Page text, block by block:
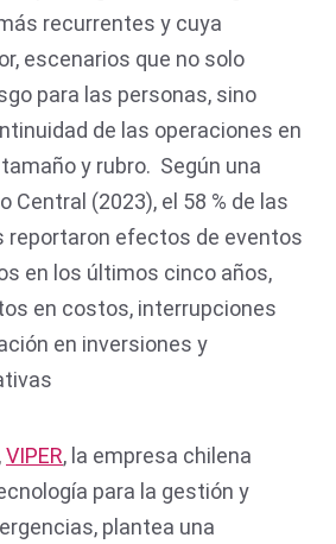
recurrentes y cuya
escenarios que no solo
para las personas, sino
de las operaciones en
y rubro. Según una
Central (2023), el 58 % de las
reportaron efectos de eventos
en los últimos cinco años,
en costos, interrupciones
en inversiones y
VIPER, la empresa chilena
para la gestión y
plantea una